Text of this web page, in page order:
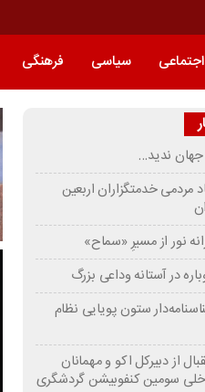
اجتماعی سیاسی فرهنگی
ندید…
مردمی خدمتگزاران اربعین
نور از مسیرِ «سماح»
در آستانه‌ وداعی بزرگ
ستون پویایی نظام
از دبیرکل اکو و مهمانان
سومین کنفوبیشن گردشگری